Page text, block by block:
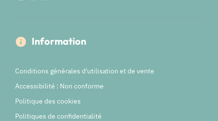
Information
Conditions générales d'utilisation et de vente
Accessibilité : Non conforme
Politique des cookies
Politiques de confidentialité